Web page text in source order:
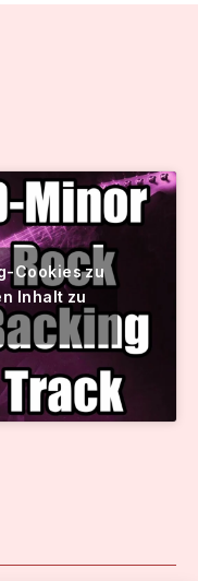
Cookies zu
Inhalt zu